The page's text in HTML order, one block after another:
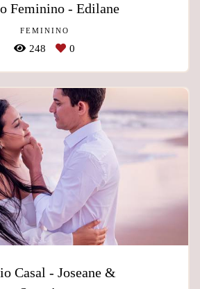
Feminino - Edilane
FEMININO
248 0
Casal - Joseane &